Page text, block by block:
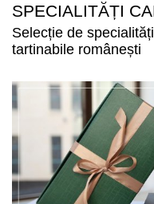
SPECIALITĂȚI
Selecție de
tartinabile românești